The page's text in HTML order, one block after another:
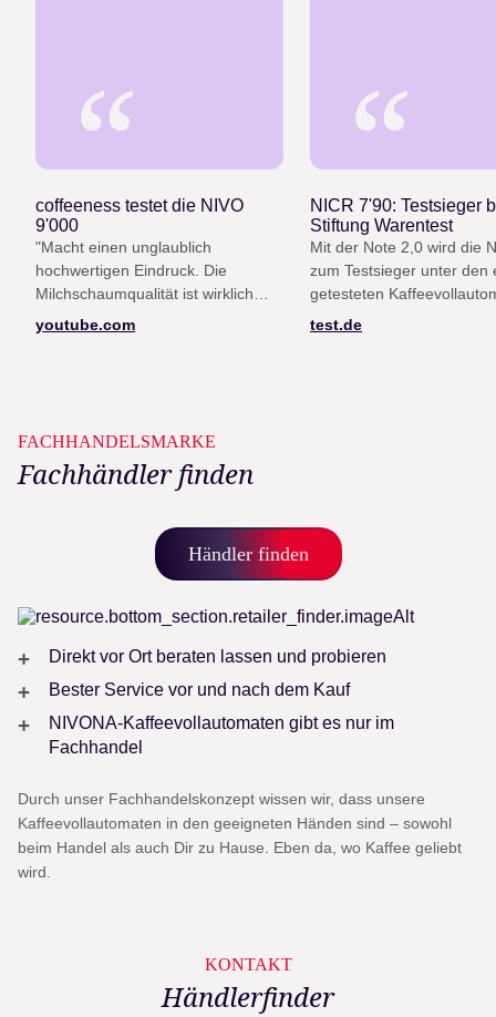
“
coffeeness testet die NIVO
9'000
"Macht einen unglaublich
hochwertigen Eindruck. Die
Milchschaumqualität ist wirklich
gut, die Lautstärke ist niedrig, das
youtube.com
“
NICR 7'90: Testsieger
Stiftung Warentest
Mit der Note 2,0 wird die
zum Testsieger unter den
getesteten
(Heft 12/25)
test.de
FACHHANDELSMARKE
Fachhändler finden
Händler finden
Direkt vor Ort beraten lassen und probieren
Bester Service vor und nach dem Kauf
NIVONA-Kaffeevollautomaten gibt es nur im
Fachhandel
Durch unser Fachhandelskonzept wissen wir, dass unsere
Kaffeevollautomaten in den geeigneten Händen sind – sowohl
beim Handel als auch Dir zu Hause. Eben da, wo Kaffee geliebt
wird.
KONTAKT
Händlerfinder